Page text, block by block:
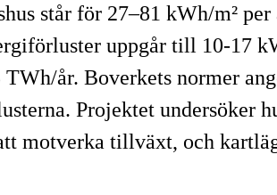
står för 27–81 kWh/m²
uppgår till 10-17
år. Boverkets normer
Projektet undersöker
motverka tillväxt, och